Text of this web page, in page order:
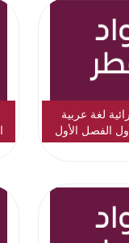
لغة عربية
الفصل الأول